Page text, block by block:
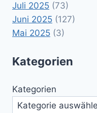
Juli 2025 (73)
Juni 2025 (127)
Mai 2025 (3)
Kategorien
Kategorien